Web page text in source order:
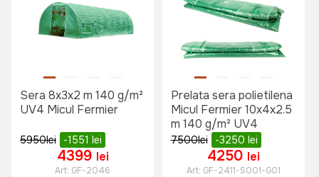
Sera 8x3x2 m 140 g/m²
UV4 Micul Fermier
5950lei -1551 lei
4399 lei
Art: GF-2046
Prelata sera polietilena
Micul Fermier 10x4x2.5
m 140 g/m² UV4
7500lei -3250 lei
4250 lei
Art: GF-2411-S001-G01